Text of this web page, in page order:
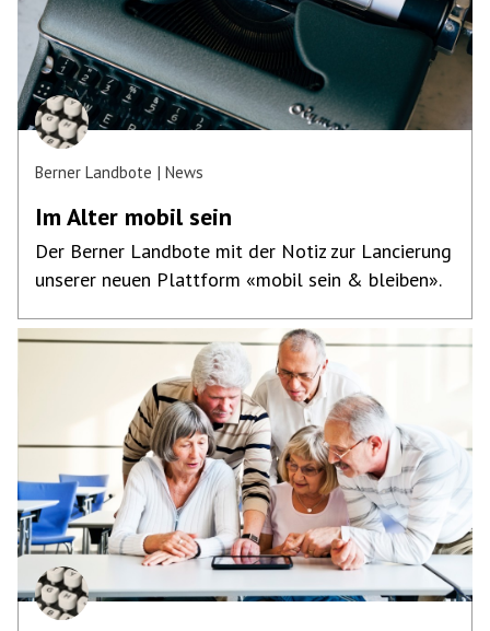
Berner Landbote News
Im Alter mobil sein
Der Berner Landbote mit der Notiz zur Lancierung
unserer neuen Plattform «mobil sein & bleiben».